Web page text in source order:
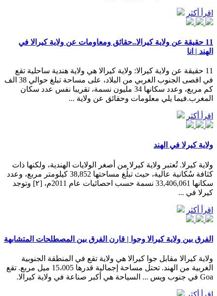
اقرأ أكثر
11 حقيقة عن ولاية كيرالا..حقائق ومعاومات عن ولاية كيرالا في
الهند | انا
11 حقيقة عن ولاية كيرالا: ولاية كيرالا هي ولاية هندية ساحلية تقع
في اقصى الجنوب الغربي من البلاد، على مساحة تبلغ حوالي 38 الف
كم مربع، وعدد سكانها 34 مليون نسمة، تقريبا نفس عدد سكان
المغرب.فيما يلي معلومات وحقائق عن ولاية ...
اقرأ أكثر
ولاية كيرلا في الهند
ولاية كيرلا. تُعتبر ولاية كيرلا من أصغر الولايات الهندية، ولكنها ذات
كثافة سُكانية عالية، حيث تبلُغ مساحتها 38,852 كيلومتر مربع، وعدد
سكانها 33,406,061 نسمة حسب احصائيات عام 2011م، [٢] وتوجد
كيرلا في ...
اقرأ أكثر
الفرق بين ولاية كيرالا وجوا | قارن الفرق بين المصطلحات المتشابهة
ولاية كيرالا مقابل جوا كيرالا هي ولاية تقع في المنطقة الجنوبية
الغربية من الهند. تحتل مساحة إجمالية قدرها 15،005 ميل مربع. تقع
Goa في جنوب ويس ... السياحة هي أكبر صناعة في ولاية كيرالا.